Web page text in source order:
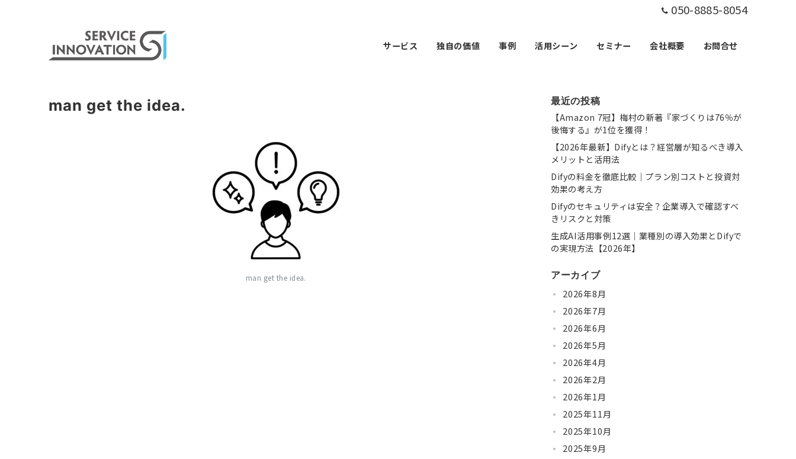
050-8885-8054
サービス 独自の価値 事例 活用シーン セミナー 会社概要 お問合せ
man get the idea.
man get the idea.
最近の投稿
【Amazon 7冠】梅村の新著『家づくりは76％が
後悔する』が1位を獲得！
【2026年最新】Difyとは？経営層が知るべき導入
メリットと活用法
Difyの料金を徹底比較｜プラン別コストと投資対
効果の考え方
Difyのセキュリティは安全？企業導入で確認すべ
きリスクと対策
生成AI活用事例12選｜業種別の導入効果とDifyで
の実現方法【2026年】
アーカイブ
2026年8月
2026年7月
2026年6月
2026年5月
2026年4月
2026年2月
2026年1月
2025年11月
2025年10月
2025年9月